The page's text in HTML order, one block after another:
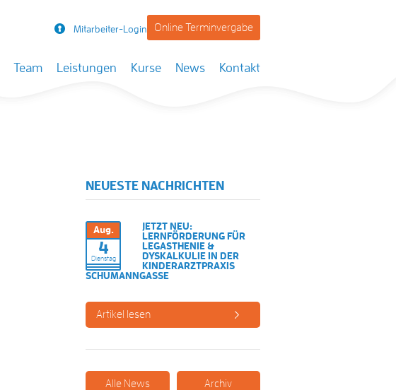
Team Leistungen Kurse News Kontakt
Mitarbeiter-Login Online Terminvergabe
NEUESTE NACHRICHTEN
Aug.
4
Dienstag
JETZT NEU:
LERNFÖRDERUNG FÜR
LEGASTHENIE &
DYSKALKULIE IN DER
KINDERARZTPRAXIS
SCHUMANNGASSE
Artikel lesen
Alle News Archiv